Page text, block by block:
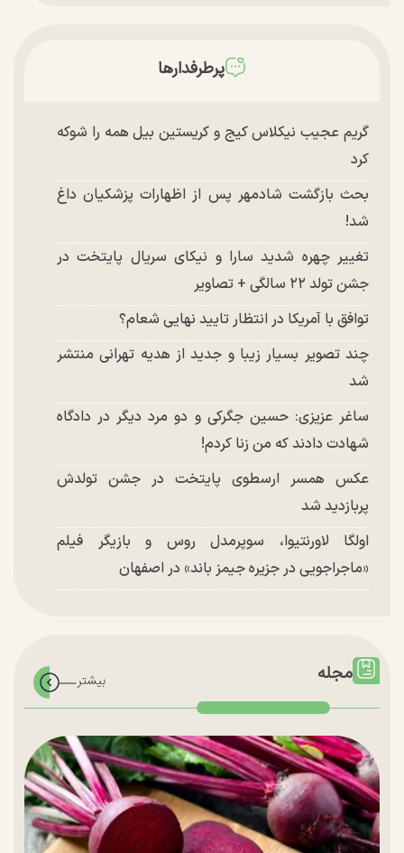
پرطرفدارها
گریم عجیب نیکلاس کیج و کریستین بیل همه را شوکه
کرد
بحث بازگشت شادمهر پس از اظهارات پزشکیان داغ
شد!
تغییر چهره شدید سارا و نیکای سریال پایتخت در
جشن تولد ۲۲ سالگی + تصاویر
توافق با آمریکا در انتظار تایید نهایی شعام؟
چند تصویر بسیار زیبا و جدید از هدیه تهرانی منتشر
شد
ساغر عزیزی: حسین جگرکی و دو مرد دیگر در دادگاه
شهادت دادند که من زنا کردم!
عکس همسر ارسطوی پایتخت در جشن تولدش
پربازدید شد
اولگا لاورنتیوا، سوپرمدل روس و بازیگر فیلم
«ماجراجویی در جزیره جیمز باند» در اصفهان
مجله